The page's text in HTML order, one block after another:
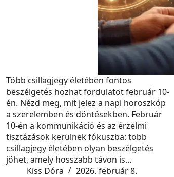
Több csillagjegy életében fontos
beszélgetés hozhat fordulatot február 10-
én. Nézd meg, mit jelez a napi horoszkóp
a szerelemben és döntésekben. Február
10-én a kommunikáció és az érzelmi
tisztázások kerülnek fókuszba: több
csillagjegy életében olyan beszélgetés
jöhet, amely hosszabb távon is…
Kiss Dóra
2026. február 8.